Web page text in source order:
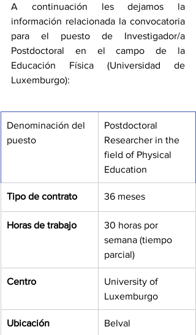
A continuación les dejamos la
información relacionada la convocatoria
para el puesto de Investigador/a
Postdoctoral en el campo de la
Educación Física (Universidad de
Luxemburgo):
Denominación del
puesto
Postdoctoral
Researcher in the
field of Physical
Education
Tipo de contrato 36 meses
Horas de trabajo
30 horas por
semana (tiempo
parcial)
Centro
University of
Luxemburgo
Ubicación Belval